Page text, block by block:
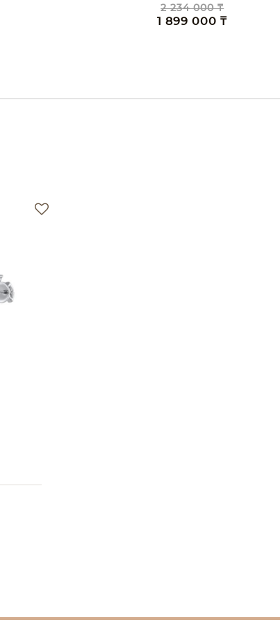
2 234 000 ₸
1 899 000 ₸